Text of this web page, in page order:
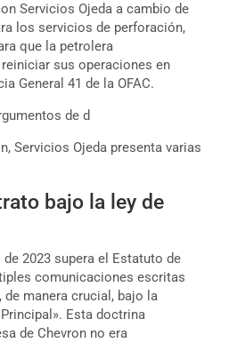
Servicios Ojeda a cambio de
los servicios de perforación,
que la petrolera
sus operaciones en
General 41 de la OFAC.
de d
Servicios Ojeda presenta varias
bajo la ley de
2023 supera el Estatuto de
comunicaciones escritas
manera crucial, bajo la
Esta doctrina
de Chevron no era